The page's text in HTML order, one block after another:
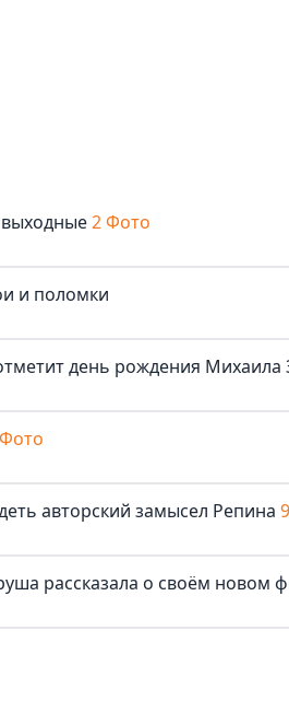
выходные2 Фото
и поломки
день рождения
авторский замысел Репина
рассказала о своём новом